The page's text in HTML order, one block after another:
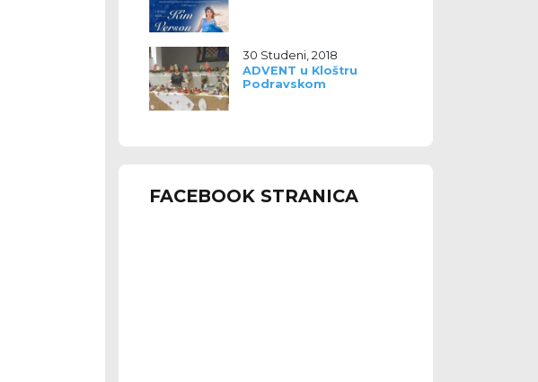
30 Studeni, 2018
ADVENT u Kloštru
Podravskom
FACEBOOK STRANICA